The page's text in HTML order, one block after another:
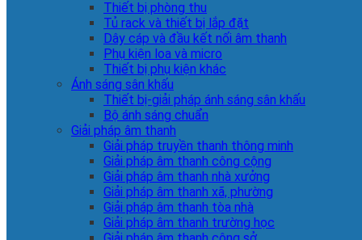
Thiết bị phòng thu
Tủ rack và thiết bị lắp đặt
Dây cáp và đầu kết nối âm thanh
Phụ kiện loa và micro
Thiết bị phụ kiện khác
Ánh sáng sân khấu
Thiết bị-giải pháp ánh sáng sân khấu
Bộ ánh sáng chuẩn
Giải pháp âm thanh
Giải pháp truyền thanh thông minh
Giải pháp âm thanh công cộng
Giải pháp âm thanh nhà xưởng
Giải pháp âm thanh xã, phường
Giải pháp âm thanh tòa nhà
Giải pháp âm thanh trường học